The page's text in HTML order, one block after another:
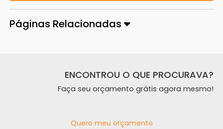
Páginas Relacionadas
ENCONTROU O QUE PROCURAVA?
Faça seu orçamento grátis agora mesmo!
Quero meu orçamento